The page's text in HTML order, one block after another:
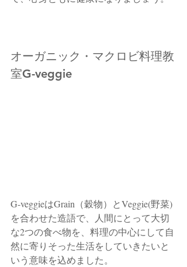
オーガニック・マクロビ料理教
室G-veggie
G-veggieはGrain（穀物）とVeggie(野菜)
を合わせた造語で、人間にとって大切
な2つの食べ物を、料理の中心にして自
然に寄りそった生活をしていきたいと
いう意味を込めました。